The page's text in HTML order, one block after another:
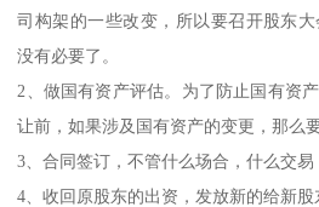
司构架的一些改变，所以要召开股东
没有必要了。
2、做国有资产评估。为了防止国有资
让前，如果涉及国有资产的变更，那么
3、合同签订，不管什么场合，什么交易
4、收回原股东的出资，发放新的给新股